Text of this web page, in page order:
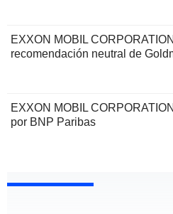
EXXON MOBIL
recomendación neutral de
EXXON MOBIL
por BNP Paribas